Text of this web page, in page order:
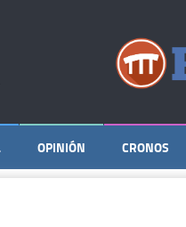
OPINIÓN CRONOS